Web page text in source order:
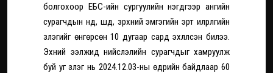
болгохоор ЕБС-ийн сургуулийн нэгдүгээр ангийн
сурагчдын нүд, шүд, зүрхний эмгэгийн эрт илрүүлгийн
үзлэгийг өнгөрсөн 10 дугаар сард эхлүүлсэн билээ.
Эхний ээлжид нийслэлийн сурагчдыг хамруулж
буй уг үзлэг нь 2024.12.03-ны өдрийн байдлаар 60